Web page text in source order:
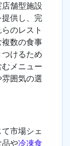
舗型施設
供し、完
のレスト
数の食事
けるため
メニュー
囲気の選
市場シェ
品や冷凍食